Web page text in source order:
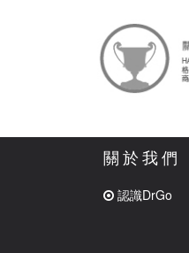
關於我們
認識DrGo